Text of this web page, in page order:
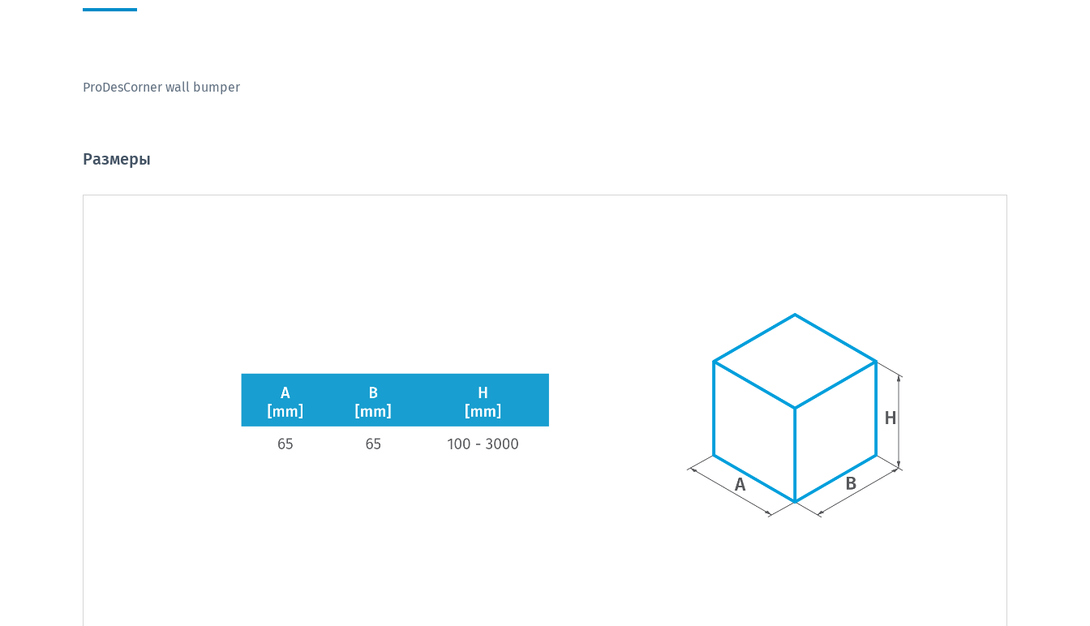
ProDesCorner wall bumper
Pазмеры